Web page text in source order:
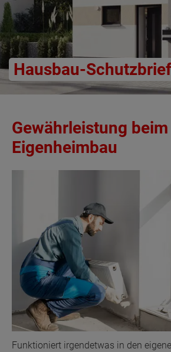
Hausbau-Schutzbrief
Gewährleistung beim
Eigenheimbau
Funktioniert irgendetwas in den